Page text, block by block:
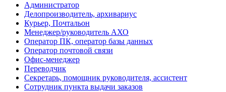
Администратор
Делопроизводитель, архивариус
Курьер, Почтальон
Менеджер/руководитель АХО
Оператор ПК, оператор базы данных
Оператор почтовой связи
Офис-менеджер
Переводчик
Секретарь, помощник руководителя, ассистент
Сотрудник пункта выдачи заказов